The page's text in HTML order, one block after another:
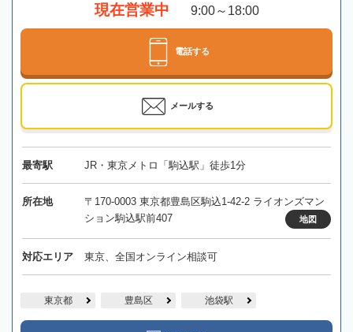
現在営業中 9:00～18:00
電話する
メールする
最寄駅 JR・東京メトロ「駒込駅」徒歩1分
所在地
〒170-0003 東京都豊島区駒込1-42-2 ライオンズマン
ション駒込駅前407
地図
対応エリア 東京、全国オンライン相談可
東京都 豊島区 池袋駅